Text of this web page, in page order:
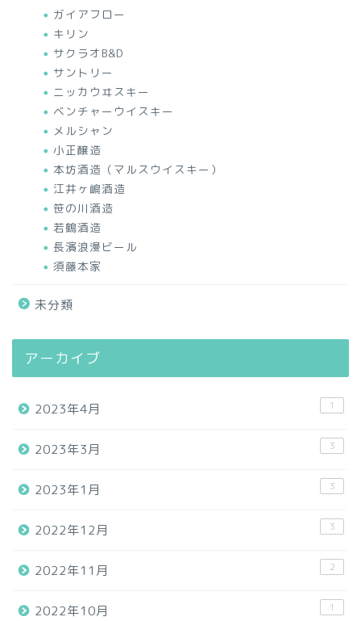
ガイアフロー
キリン
サクラオB&D
サントリー
ニッカウヰスキー
ベンチャーウイスキー
メルシャン
小正醸造
本坊酒造（マルスウイスキー）
江井ヶ嶋酒造
笹の川酒造
若鶴酒造
長濱浪漫ビール
須藤本家
未分類
アーカイブ
2023年4月 1
2023年3月 3
2023年1月 3
2022年12月 3
2022年11月 2
2022年10月 1